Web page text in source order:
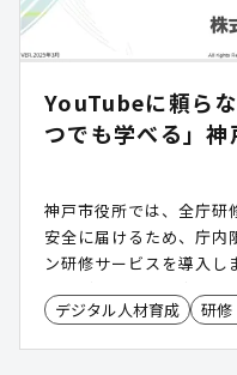
YouTubeに頼ら
つでも学べる」
神戸市役所では、全庁研
安全に届けるため、庁内
ン研修サービスを導入し
カイブ配信を組み合わせ
も・どこでも」学べる環
デジタル人材育成 研修